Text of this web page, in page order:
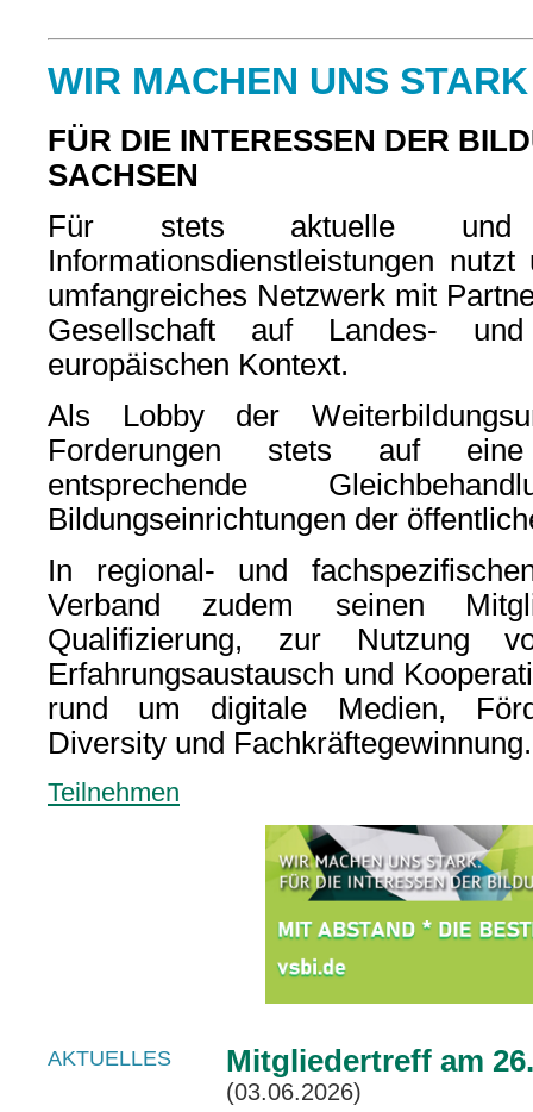
WIR MACHEN UNS STARK
FÜR DIE INTERESSEN DER
SACHSEN
Für stets aktuelle und
Informationsdienstleistungen
umfangreiches Netzwerk mit
Gesellschaft auf Landes-
europäischen Kontext.
Als Lobby der
Forderungen stets auf eine
entsprechende
Bildungseinrichtungen der
In regional- und
Verband zudem seinen
Qualifizierung, zur Nutzung
Erfahrungsaustausch und
rund um digitale Medien,
Diversity und Fachkräftegewinnung.
Teilnehmen
AKTUELLES Mitgliedertreff am
(03.06.2026)